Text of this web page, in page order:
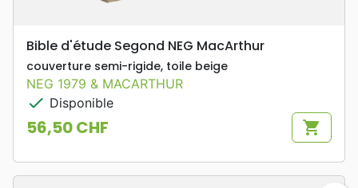
Bible d'étude Segond NEG MacArthur
couverture semi-rigide, toile beige
NEG 1979 & MACARTHUR
check Disponible
Prix
56,50 CHF shopping_cart